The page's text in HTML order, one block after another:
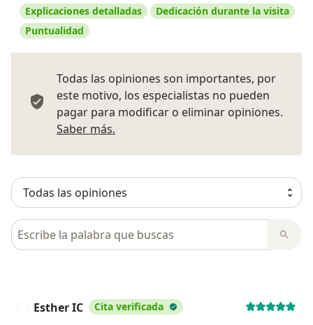
Explicaciones detalladas
Dedicación durante la visita
Puntualidad
Todas las opiniones son importantes, por
este motivo, los especialistas no pueden
pagar para modificar o eliminar opiniones.
Saber más.
Busca en opiniones
Esther IC Cita verificada